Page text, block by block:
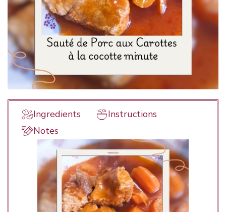
Ingredients
Instructions
Notes